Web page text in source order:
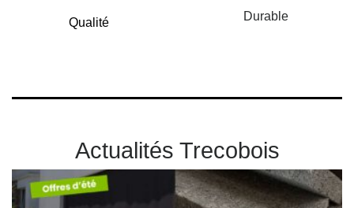
Qualité Durable
Actualités Trecobois